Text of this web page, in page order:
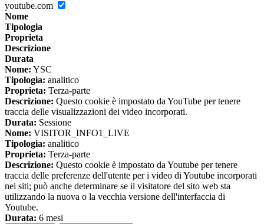
youtube.com
Nome
Tipologia
Proprieta
Descrizione
Durata
Nome: YSC
Tipologia: analitico
Proprieta: Terza-parte
Descrizione: Questo cookie è impostato da YouTube per tenere
traccia delle visualizzazioni dei video incorporati.
Durata: Sessione
Nome: VISITOR_INFO1_LIVE
Tipologia: analitico
Proprieta: Terza-parte
Descrizione: Questo cookie è impostato da Youtube per tenere
traccia delle preferenze dell'utente per i video di Youtube incorporati
nei siti; può anche determinare se il visitatore del sito web sta
utilizzando la nuova o la vecchia versione dell'interfaccia di
Youtube.
Durata: 6 mesi